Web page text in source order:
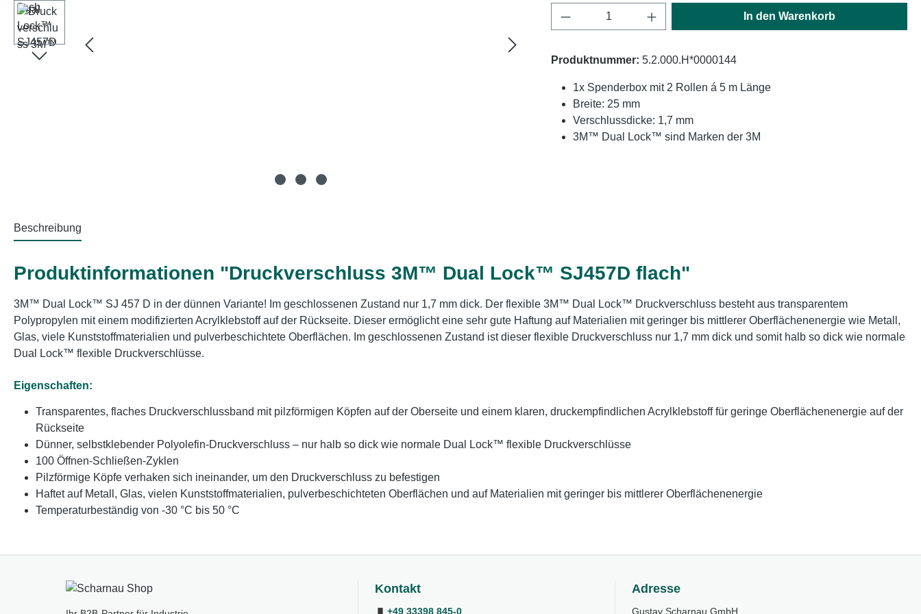
Produkt Anzahl: Gib den gewünschten Wert ein
In den Warenkorb
Produktnummer: 5.2.000.H*0000144
1x Spenderbox mit 2 Rollen á 5 m Länge
Breite: 25 mm
Verschlussdicke: 1,7 mm
3M™ Dual Lock™ sind Marken der 3M
Beschreibung
Produktinformationen "Druckverschluss 3M™ Dual Lock™ SJ457D flach"
3M™ Dual Lock™ SJ 457 D in der dünnen Variante! Im geschlossenen Zustand nur 1,7 mm dick. Der flexible 3M™ Dual Lock™ Druckverschluss besteht aus transparentem
Polypropylen mit einem modifizierten Acrylklebstoff auf der Rückseite. Dieser ermöglicht eine sehr gute Haftung auf Materialien mit geringer bis mittlerer Oberflächenenergie wie Metall,
Glas, viele Kunststoffmaterialien und pulverbeschichtete Oberflächen. Im geschlossenen Zustand ist dieser flexible Druckverschluss nur 1,7 mm dick und somit halb so dick wie normale
Dual Lock™ flexible Druckverschlüsse.
Eigenschaften:
Transparentes, flaches Druckverschlussband mit pilzförmigen Köpfen auf der Oberseite und einem klaren, druckempfindlichen Acrylklebstoff für geringe Oberflächenenergie auf der
Rückseite
Dünner, selbstklebender Polyolefin-Druckverschluss – nur halb so dick wie normale Dual Lock™ flexible Druckverschlüsse
100 Öffnen-Schließen-Zyklen
Pilzförmige Köpfe verhaken sich ineinander, um den Druckverschluss zu befestigen
Haftet auf Metall, Glas, vielen Kunststoffmaterialien, pulverbeschichteten Oberflächen und auf Materialien mit geringer bis mittlerer Oberflächenenergie
Temperaturbeständig von -30 °C bis 50 °C
Kontakt
+49 33398 845-0
Adresse
Gustav Scharnau GmbH